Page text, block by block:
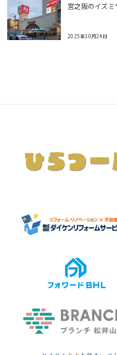
宮之阪のイズミ
2025年10月24日